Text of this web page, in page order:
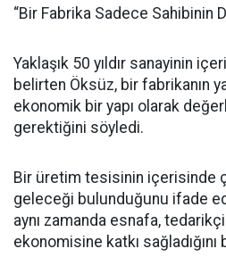
“Bir Fabrika Sadece Sahibinin
Yaklaşık 50 yıldır sanayinin
belirten Öksüz, bir fabrikanın
ekonomik bir yapı olarak
gerektiğini söyledi.
Bir üretim tesisinin içerisinde
geleceği bulunduğunu ifade
aynı zamanda esnafa,
ekonomisine katkı sağladığını